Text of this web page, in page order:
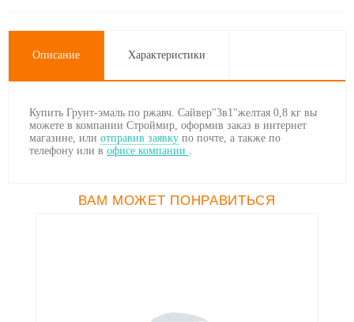
Описание Характеристики
Купить Грунт-эмаль по ржавч. Сайвер"3в1"желтая 0,8 кг вы
можете в компании Строймир, оформив заказ в интернет
магазине, или отправив заявку по почте, а также по
телефону или в офисе компании .
ВАМ МОЖЕТ ПОНРАВИТЬСЯ